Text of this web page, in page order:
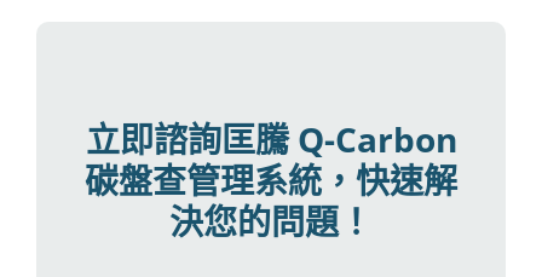
立即諮詢匡騰 Q-Carbon
碳盤查管理系統，快速解
決您的問題！